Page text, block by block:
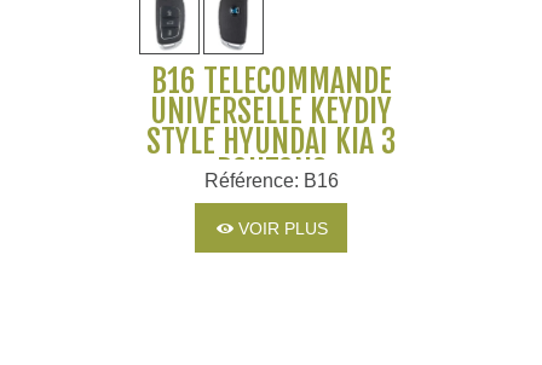
B16 TÉLÉCOMMANDE
UNIVERSELLE KEYDIY
STYLE HYUNDAI KIA 3
BOUTONS
Référence: B16
VOIR PLUS